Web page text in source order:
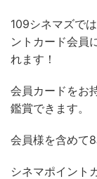
109シネマズで
ントカード会員
れます！
会員カードをお
鑑賞できます。
会員様を含めて
シネマポイント